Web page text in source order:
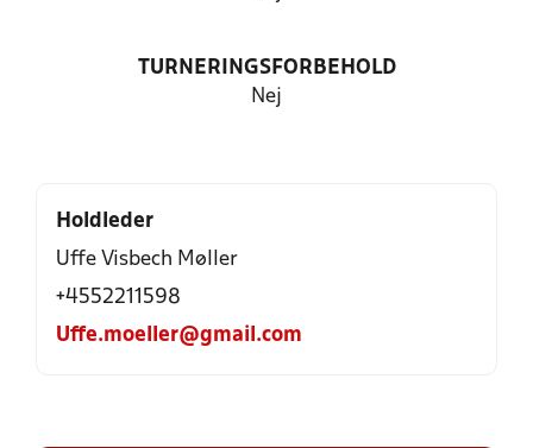
TURNERINGSFORBEHOLD
Nej
Holdleder
Uffe Visbech Møller
+4552211598
Uffe.moeller@gmail.com